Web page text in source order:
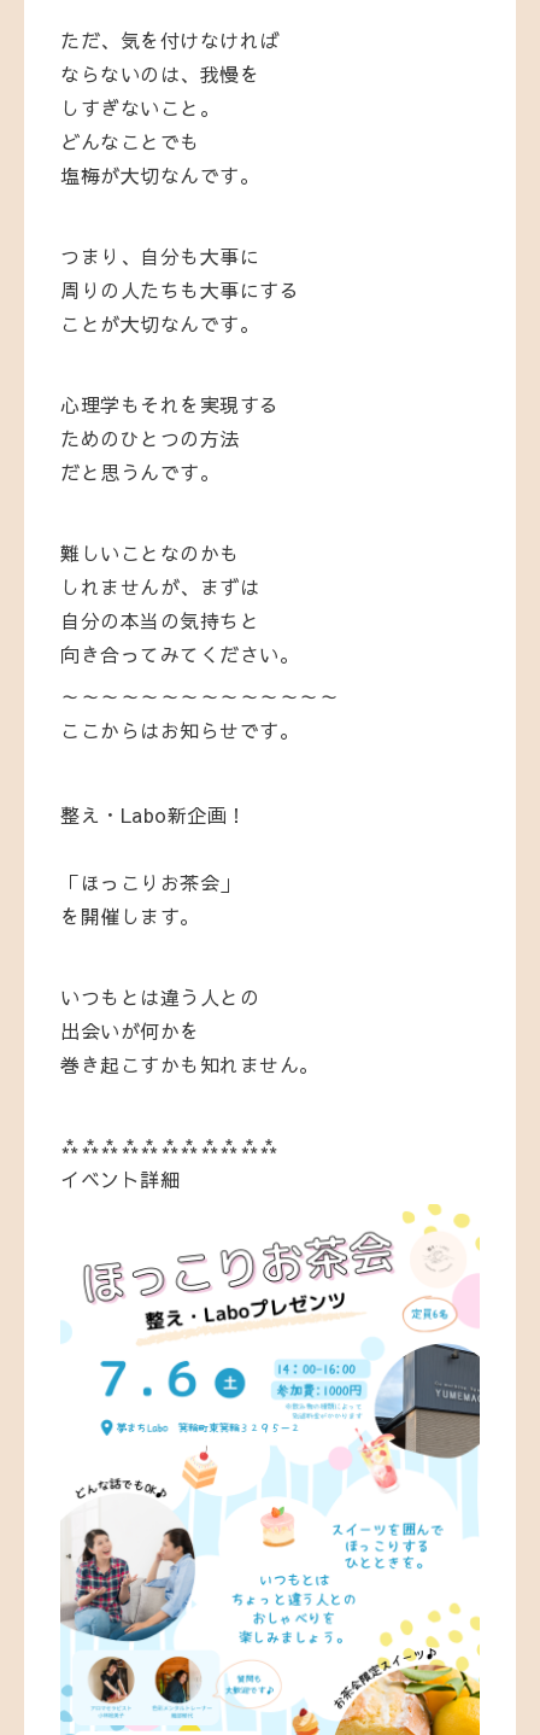
ただ、気を付けなければ
ならないのは、我慢を
しすぎないこと。
どんなことでも
塩梅が大切なんです。
つまり、自分も大事に
周りの人たちも大事にする
ことが大切なんです。
心理学もそれを実現する
ためのひとつの方法
だと思うんです。
難しいことなのかも
しれませんが、まずは
自分の本当の気持ちと
向き合ってみてください。
～～～～～～～～～～～～～～
ここからはお知らせです。
整え・Labo新企画！
「ほっこりお茶会」
を開催します。
いつもとは違う人との
出会いが何かを
巻き起こすかも知れません。
⁂⁂⁂⁂⁂⁂⁂⁂⁂⁂⁂
イベント詳細